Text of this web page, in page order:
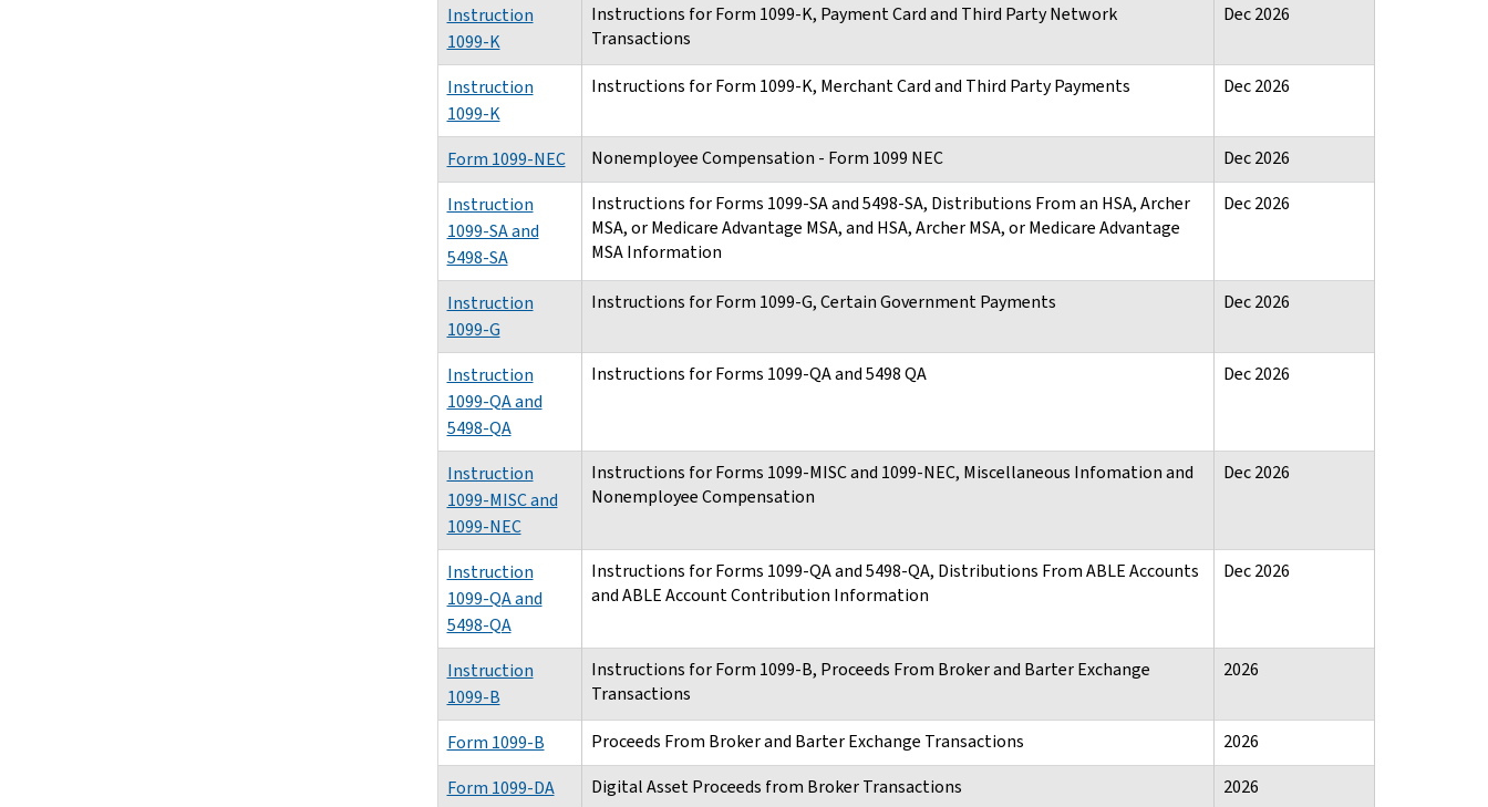
Instruction
1099-K
Instructions for Form 1099-K, Payment Card and Third Party Network
Transactions
Dec 2026
Instruction
1099-K
Instructions for Form 1099-K, Merchant Card and Third Party Payments Dec 2026
Form 1099-NEC Nonemployee Compensation - Form 1099 NEC
Dec 2026
Instruction
1099-SA and
5498-SA
Instructions for Forms 1099-SA and 5498-SA, Distributions From an HSA, Archer
MSA, or Medicare Advantage MSA, and HSA, Archer MSA, or Medicare Advantage
MSA Information
Dec 2026
Instruction
1099-G
Instructions for Form 1099-G, Certain Government Payments Dec 2026
Instruction
1099-QA and
5498-QA
Instructions for Forms 1099-QA and 5498 QA Dec 2026
Instruction
1099-MISC and
1099-NEC
Instructions for Forms 1099-MISC and 1099-NEC, Miscellaneous Infomation and
Nonemployee Compensation
Dec 2026
Instruction
1099-QA and
5498-QA
Instructions for Forms 1099-QA and 5498-QA, Distributions From ABLE Accounts
and ABLE Account Contribution Information
Dec 2026
Instruction
1099-B
Instructions for Form 1099-B, Proceeds From Broker and Barter Exchange
Transactions
2026
Form 1099-B Proceeds From Broker and Barter Exchange Transactions
2026
Form 1099-DA
Digital Asset Proceeds from Broker Transactions
2026